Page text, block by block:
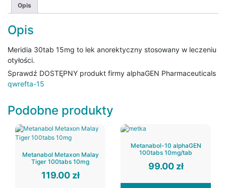
Opis
Opis
Meridia 30tab 15mg to lek anorektyczny stosowany w leczeniu
otyłości.
Sprawdź DOSTĘPNY produkt firmy alphaGEN Pharmaceuticals
qwrefta-15
Podobne produkty
Metanabol Metaxon Malay
Tiger 100tabs 10mg
119.00 zł
Metanabol-10 alphaGEN
100tabs 10mg/tab
99.00 zł